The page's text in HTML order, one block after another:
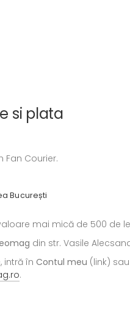
si plata
Fan Courier.
București
mai mică de 500 de
din str. Vasile
intră în Contul meu (link)
.